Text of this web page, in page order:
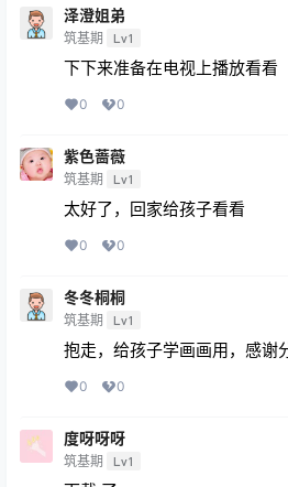
泽澄姐弟
筑基期 Lv1
下下来准备在电视上播放看看
0 0
紫色蔷薇
筑基期 Lv1
太好了，回家给孩子看看
0 0
冬冬桐桐
筑基期 Lv1
抱走，给孩子学画画用，感谢
0 0
度呀呀呀
筑基期 Lv1